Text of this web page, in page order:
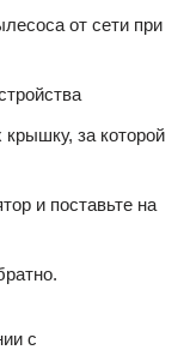
от сети при
за которой
и поставьте на
с